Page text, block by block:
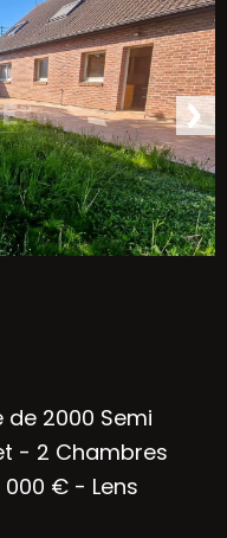
2000 Semi
- 2 Chambres
€ - Lens